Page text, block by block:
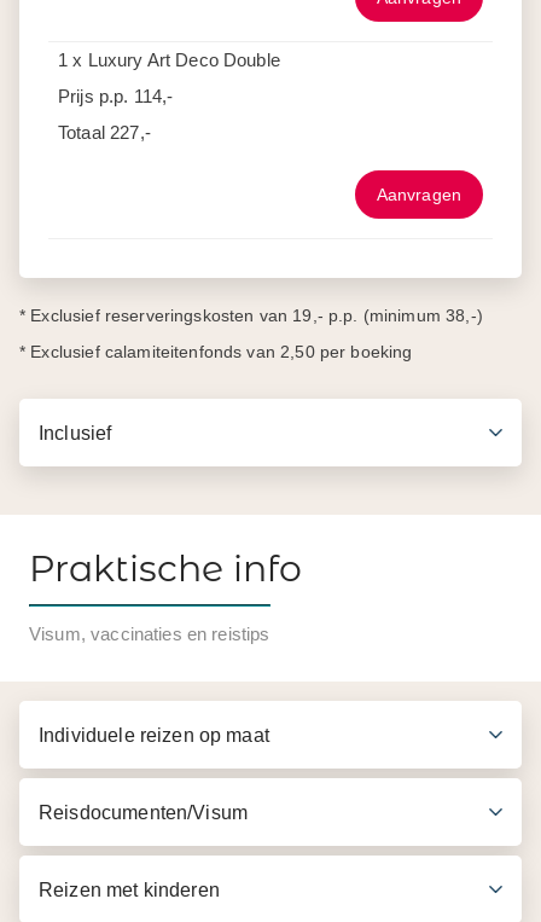
1 x Luxury Art Deco Double
Prijs p.p. 114,-
Totaal227,-
Aanvragen
* Exclusief reserveringskosten van 19,- p.p. (minimum 38,-)
* Exclusief calamiteitenfonds van 2,50 per boeking
Inclusief
Praktische info
Visum, vaccinaties en reistips
Individuele reizen op maat
Reisdocumenten/Visum
Reizen met kinderen